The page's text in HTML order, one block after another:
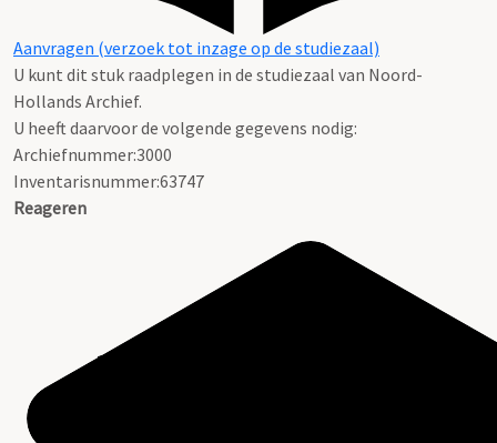
Aanvragen (verzoek tot inzage op de studiezaal)
U kunt dit stuk raadplegen in de studiezaal van Noord-
Hollands Archief.
U heeft daarvoor de volgende gegevens nodig:
Archiefnummer:3000
Inventarisnummer:63747
Reageren